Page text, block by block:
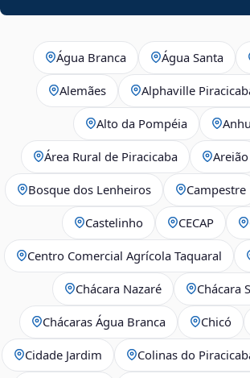
Água Branca Água Santa
Alemães Alphaville
Alto da Pompéia
Área Rural de Piracicaba Areião
Bosque dos Lenheiros Campestre
Castelinho CECAP
Centro Comercial Agrícola Taquaral
Chácara Nazaré Chácara
Chácaras Água Branca Chicó
Cidade Jardim Colinas do